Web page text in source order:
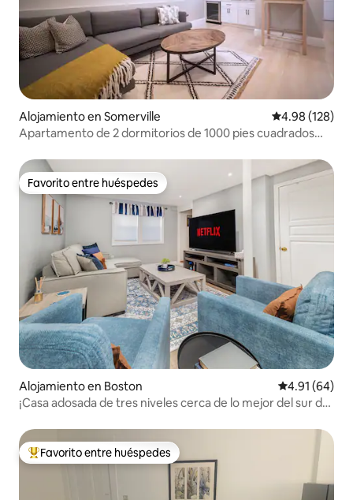
Alojamiento en Somerville Calificación
4.98 (128)
Apartamento de 2 dormitorios de 1000 pies cuadrados
Favorito entre huéspedes
Favorito entre huéspedes
Alojamiento en Boston Calificación
4.91 (64)
¡Casa adosada de tres niveles cerca de lo mejor del sur de
Favorito entre huéspedes preferido
Favorito entre huéspedes